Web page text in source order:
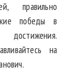
правильно
победы в
на